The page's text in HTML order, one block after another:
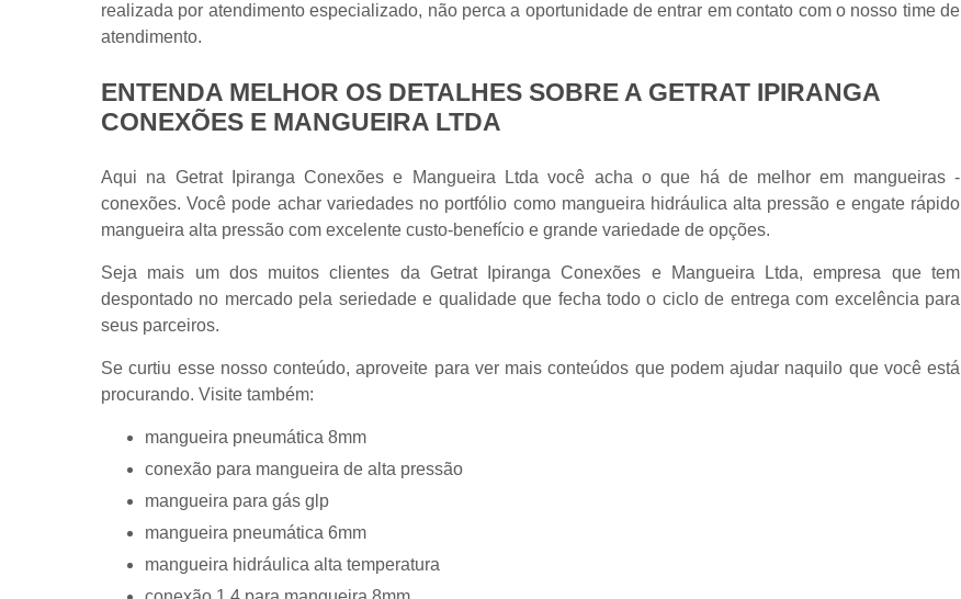
realizada por atendimento especializado, não perca a oportunidade de entrar em contato com o nosso time de
atendimento.
ENTENDA MELHOR OS DETALHES SOBRE A GETRAT IPIRANGA
CONEXÕES E MANGUEIRA LTDA
Aqui na Getrat Ipiranga Conexões e Mangueira Ltda você acha o que há de melhor em mangueiras -
conexões. Você pode achar variedades no portfólio como mangueira hidráulica alta pressão e engate rápido
mangueira alta pressão com excelente custo-benefício e grande variedade de opções.
Seja mais um dos muitos clientes da Getrat Ipiranga Conexões e Mangueira Ltda, empresa que tem
despontado no mercado pela seriedade e qualidade que fecha todo o ciclo de entrega com excelência para
seus parceiros.
Se curtiu esse nosso conteúdo, aproveite para ver mais conteúdos que podem ajudar naquilo que você está
procurando. Visite também:
mangueira pneumática 8mm
conexão para mangueira de alta pressão
mangueira para gás glp
mangueira pneumática 6mm
mangueira hidráulica alta temperatura